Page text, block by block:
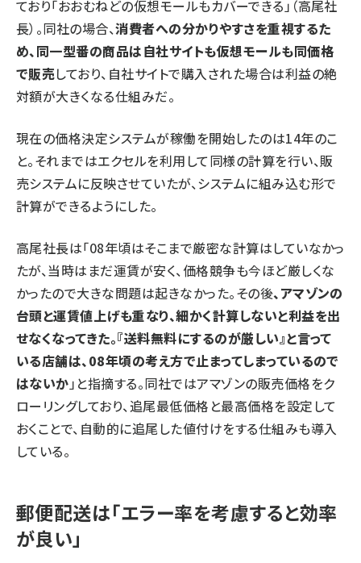
ており「おおむねどの仮想モールもカバーできる」（高尾社
長）。同社の場合、消費者への分かりやすさを重視するた
め、同一型番の商品は自社サイトも仮想モールも同価格
で販売しており、自社サイトで購入された場合は利益の絶
対額が大きくなる仕組みだ。
現在の価格決定システムが稼働を開始したのは14年のこ
と。それまではエクセルを利用して同様の計算を行い、販
売システムに反映させていたが、システムに組み込む形で
計算ができるようにした。
高尾社長は「08年頃はそこまで厳密な計算はしていなかっ
たが、当時はまだ運賃が安く、価格競争も今ほど厳しくな
かったので大きな問題は起きなかった。その後、アマゾンの
台頭と運賃値上げも重なり、細かく計算しないと利益を出
せなくなってきた。『送料無料にするのが厳しい』と言って
いる店舗は、08年頃の考え方で止まってしまっているので
はないか 」と指摘する。同社ではアマゾンの販売価格をク
ローリングしており、追尾最低価格と最高価格を設定して
おくことで、自動的に追尾した値付けをする仕組みも導入
している。
郵便配送は「エラー率を考慮すると効率
が良い」